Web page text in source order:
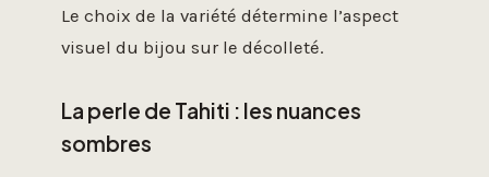
Le choix de la variété détermine l’aspect
visuel du bijou sur le décolleté.
La perle de Tahiti : les nuances
sombres